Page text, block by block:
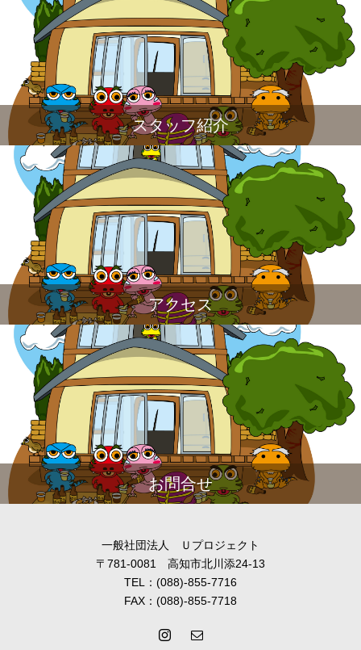
スタッフ紹介
アクセス
お問合せ
一般社団法人 Ｕプロジェクト
〒781-0081 高知市北川添24-13
TEL：(088)-855-7716
FAX：(088)-855-7718